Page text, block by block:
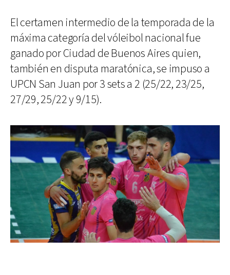
El certamen intermedio de la temporada de la
máxima categoría del vóleibol nacional fue
ganado por Ciudad de Buenos Aires quien,
también en disputa maratónica, se impuso a
UPCN San Juan por 3 sets a 2 (25/22, 23/25,
27/29, 25/22 y 9/15).